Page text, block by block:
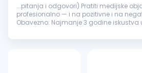
...pitanja i odgovori) Pratiti medijske
profesionalno — i na pozitivne i na negativne šta
Obavezno: Najmanje 3 godine iskustva
Odlično pisanje...